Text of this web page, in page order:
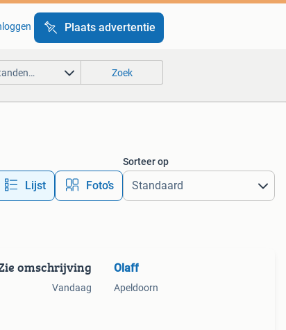
Plaats advertentie
Zoek
Lijst Foto’s
Sorteer op
omschrijving
Vandaag
Olaff
Apeldoorn